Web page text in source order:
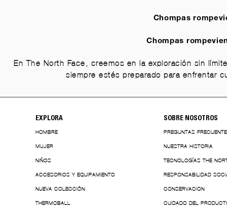
Chompas
Chompas
En The North Face, creemos en la exploración sin
siempre estés preparado para enfrentar
EXPLORA
HOMBRE
MUJER
NIÑOS
ACCESORIOS Y EQUIPAMIENTO
NUEVA COLECCIÓN
THERMOBALL
SOBRE NOSOTROS
PREGUNTAS
NUESTRA HISTORIA
TECNOLOGÍAS THE
RESPONSABILIDAD
CONSERVACION
CUIDADO DEL